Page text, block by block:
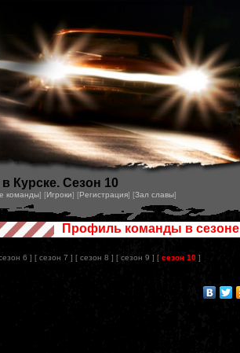
Курске. Сезон 10
команды] [Игроки] [Регистрация] [Зал славы]
Профиль команды в сезоне
6 ] [ сезон 7 ] [ сезон 8 ] [ сезон 9 ] [ сезон 10 ]